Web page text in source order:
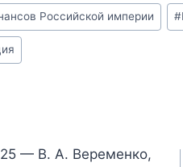
Российской империи #
— В. А. Веременко,